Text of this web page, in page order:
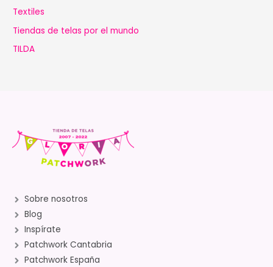
Textiles
Tiendas de telas por el mundo
TILDA
Sobre nosotros
Blog
Inspírate
Patchwork Cantabria
Patchwork España